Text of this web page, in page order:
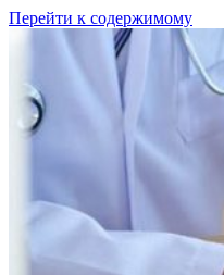
Перейти к содержимому